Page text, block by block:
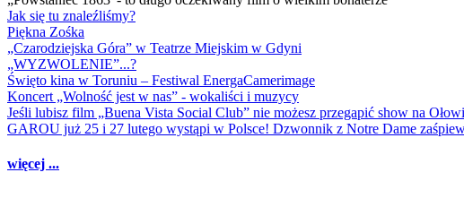
Jak się tu znaleźliśmy?
Piękna Zośka
„Czarodziejska Góra” w Teatrze Miejskim w Gdyni
„WYZWOLENIE”...?
Święto kina w Toruniu – Festiwal EnergaCamerimage
Koncert „Wolność jest w nas” - wokaliści i muzycy
Jeśli lubisz film „Buena Vista Social Club” nie możesz przegapić show na
GAROU już 25 i 27 lutego wystąpi w Polsce! Dzwonnik z Notre Dame
więcej ...